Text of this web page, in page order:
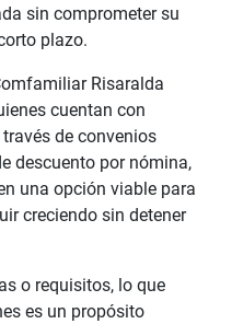
sin comprometer su
plazo.
Risaralda
cuentan con
de convenios
descuento por nómina,
una opción viable para
creciendo sin detener
o requisitos, lo que
es un propósito